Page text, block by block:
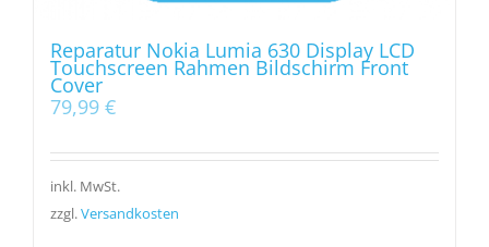
Reparatur Nokia Lumia 630 Display LCD
Touchscreen Rahmen Bildschirm Front
Cover
79,99 €
inkl. MwSt.
zzgl.Versandkosten